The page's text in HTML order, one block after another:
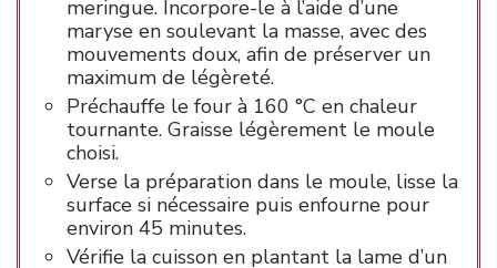
meringue. Incorpore-le à l’aide d’une
maryse en soulevant la masse, avec des
mouvements doux, afin de préserver un
maximum de légèreté.
Préchauffe le four à 160 °C en chaleur
tournante. Graisse légèrement le moule
choisi.
Verse la préparation dans le moule, lisse la
surface si nécessaire puis enfourne pour
environ 45 minutes.
Vérifie la cuisson en plantant la lame d’un